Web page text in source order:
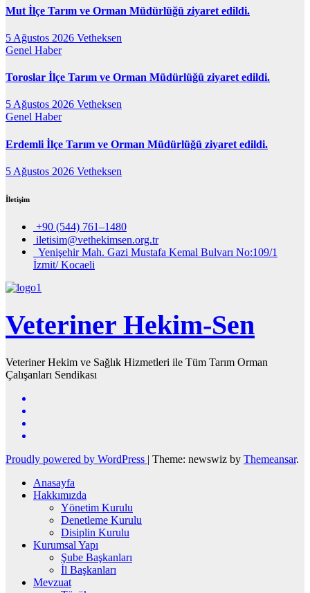
Mut İlçe Tarım ve Orman Müdürlüğü ziyaret edildi.
5 Ağustos 2026 Vetheksen
Genel Haber
Toroslar İlçe Tarım ve Orman Müdürlüğü ziyaret edildi.
5 Ağustos 2026 Vetheksen
Genel Haber
Erdemli İlçe Tarım ve Orman Müdürlüğü ziyaret edildi.
5 Ağustos 2026 Vetheksen
İletişim
+90 (544) 761–1480
iletisim@vethekimsen.org.tr
Yenişehir Mah. Gazi Mustafa Kemal Bulvarı No:109/1
İzmit/ Kocaeli
Veteriner Hekim-Sen
Veteriner Hekim ve Sağlık Hizmetleri ile Tüm Tarım Orman
Çalışanları Sendikası
Proudly powered by WordPress | Theme: newswiz by Themeansar.
Anasayfa
Hakkımızda
Yönetim Kurulu
Denetleme Kurulu
Disiplin Kurulu
Kurumsal Yapı
Şube Başkanları
İl Başkanları
Mevzuat